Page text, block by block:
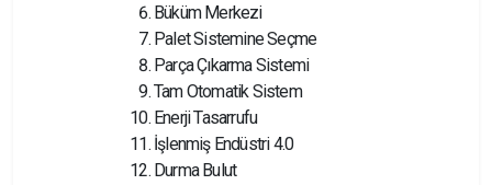
Büküm Merkezi
Palet Sistemine Seçme
Parça Çıkarma Sistemi
Tam Otomatik Sistem
Enerji Tasarrufu
İşlenmiş Endüstri 4.0
Durma Bulut